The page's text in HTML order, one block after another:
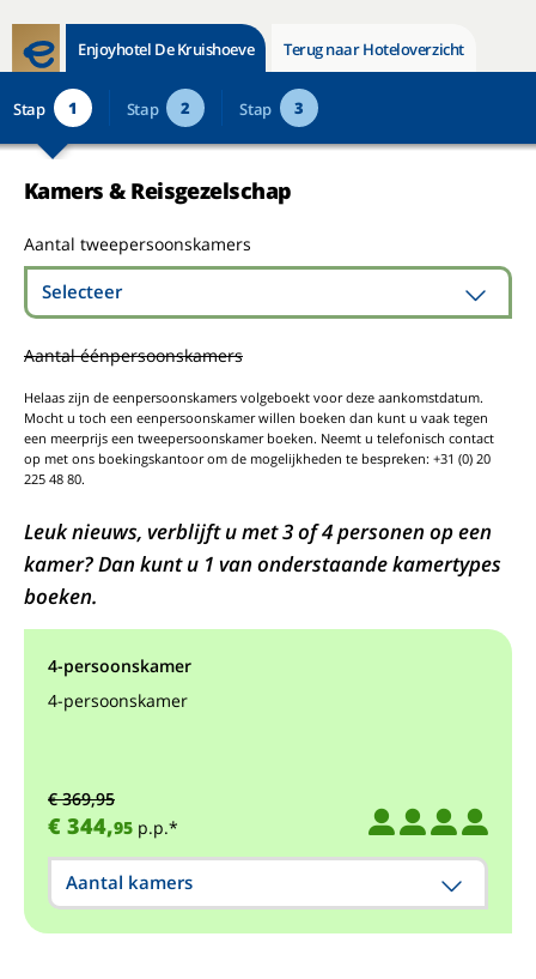
Enjoyhotel De Kruishoeve Terug naar Hoteloverzicht
Stap 1 Stap 2 Stap 3
Kamers & Reisgezelschap
Aantal tweepersoonskamers
Selecteer
Aantal éénpersoonskamers
Helaas zijn de eenpersoonskamers volgeboekt voor deze aankomstdatum.
Mocht u toch een eenpersoonskamer willen boeken dan kunt u vaak tegen
een meerprijs een tweepersoonskamer boeken. Neemt u telefonisch contact
op met ons boekingskantoor om de mogelijkheden te bespreken: +31 (0) 20
225 48 80.
Leuk nieuws, verblijft u met 3 of 4 personen op een
kamer? Dan kunt u 1 van onderstaande kamertypes
boeken.
4-persoonskamer
4-persoonskamer
€ 369,95
€ 344,95 p.p.*
Aantal kamers